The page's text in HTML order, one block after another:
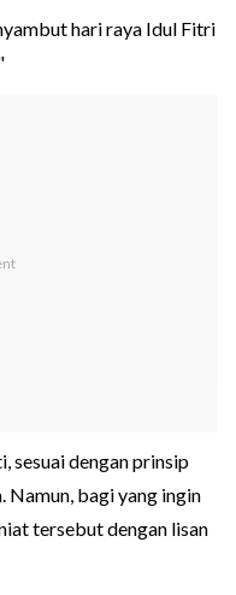
hari raya Idul Fitri
sesuai dengan prinsip
Namun, bagi yang ingin
tersebut dengan lisan